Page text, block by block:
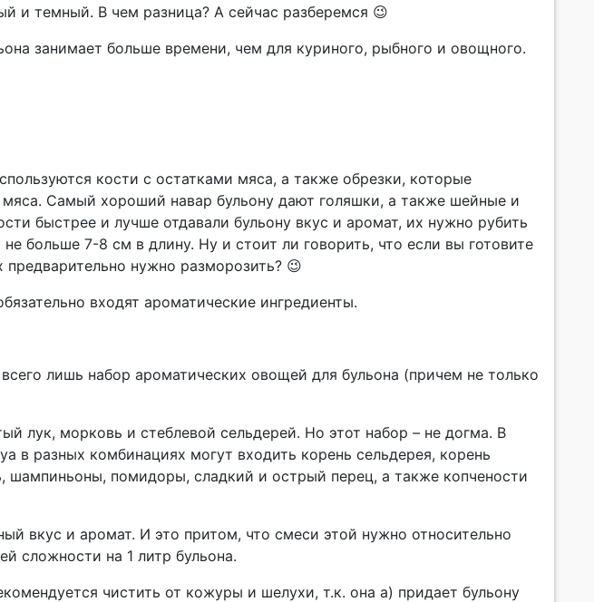
и темный. В чем разница? А сейчас разберемся 😉
занимает больше времени, чем для куриного, рыбного и овощного.
кости с остатками мяса, а также обрезки, которые
мяса. Самый хороший навар бульону дают голяшки, а также шейные и
быстрее и лучше отдавали бульону вкус и аромат, их нужно рубить
больше 7-8 см в длину. Ну и стоит ли говорить, что если вы готовите
нужно разморозить? 😉
входят ароматические ингредиенты.
лишь набор ароматических овощей для бульона (причем не только
лук, морковь и стеблевой сельдерей. Но этот набор – не догма. В
в разных комбинациях могут входить корень сельдерея, корень
шампиньоны, помидоры, сладкий и острый перец, а также копчености
вкус и аромат. И это притом, что смеси этой нужно относительно
сложности на 1 литр бульона.
чистить от кожуры и шелухи, т.к. она а) придает бульону